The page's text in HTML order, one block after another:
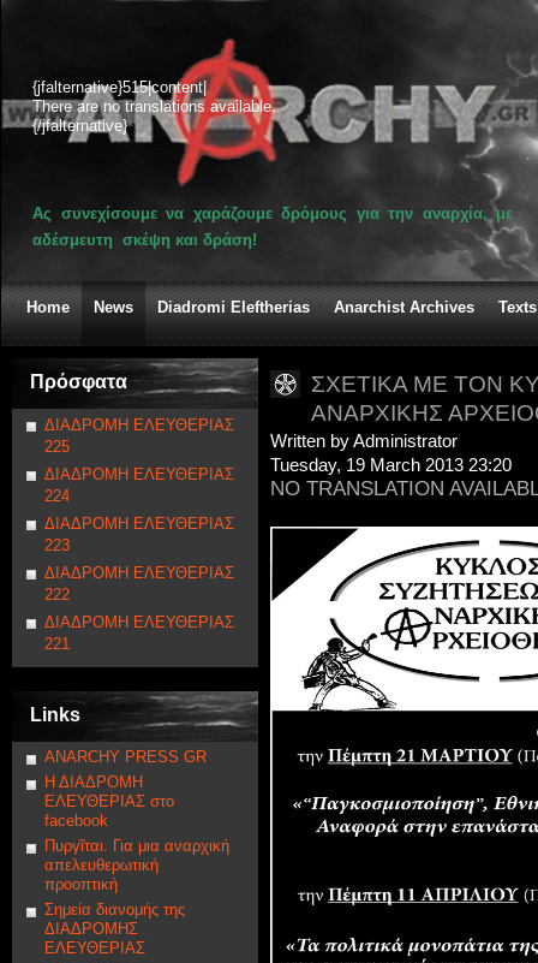
{jfalternative}515|content|
There are no translations available.
{/jfalternative}
Ας συνεχίσουμε να χαράζουμε δρόμους για την αναρχία, με
αδέσμευτη σκέψη και δράση!
Home News Diadromi Eleftherias Anarchist Archives Texts
Πρόσφατα
ΔΙΑΔΡΟΜΗ ΕΛΕΥΘΕΡΙΑΣ
225
ΔΙΑΔΡΟΜΗ ΕΛΕΥΘΕΡΙΑΣ
224
ΔΙΑΔΡΟΜΗ ΕΛΕΥΘΕΡΙΑΣ
223
ΔΙΑΔΡΟΜΗ ΕΛΕΥΘΕΡΙΑΣ
222
ΔΙΑΔΡΟΜΗ ΕΛΕΥΘΕΡΙΑΣ
221
Links
ANARCHY PRESS GR
Η ΔΙΑΔΡΟΜΗ
ΕΛΕΥΘΕΡΙΑΣ στο
facebook
Πυργῖται. Για μια αναρχική
απελευθερωτική
προοπτική
Σημεία διανομής της
ΔΙΑΔΡΟΜΗΣ
ΕΛΕΥΘΕΡΙΑΣ
ΣΧΕΤΙΚΑ ΜΕ ΤΟΝ
ΑΝΑΡΧΙΚΗΣ
Written by Administrator
Tuesday, 19 March 2013 23:20
NO TRANSLATION